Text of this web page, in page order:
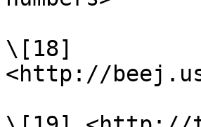
\[18]
<http://